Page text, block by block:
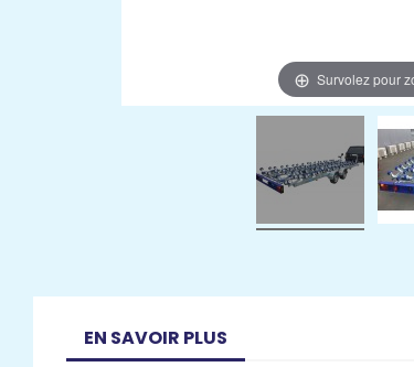
Survolez pour
EN SAVOIR PLUS